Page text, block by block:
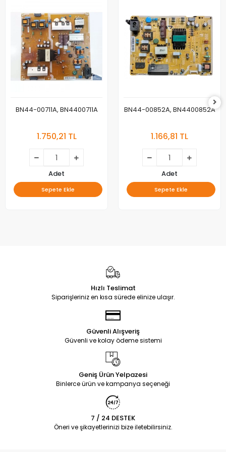
BN44-00711A, BN4400711A
1.750,21 TL
Adet
Sepete Ekle
BN44-00852A, BN4400852A
1.166,81 TL
Adet
Sepete Ekle
Hızlı Teslimat
Siparişleriniz en kısa sürede elinize ulaşır.
Güvenli Alışveriş
Güvenli ve kolay ödeme sistemi
Geniş Ürün Yelpazesi
Binlerce ürün ve kampanya seçeneği
7 / 24 DESTEK
Öneri ve şikayetlerinizi bize iletebilirsiniz.